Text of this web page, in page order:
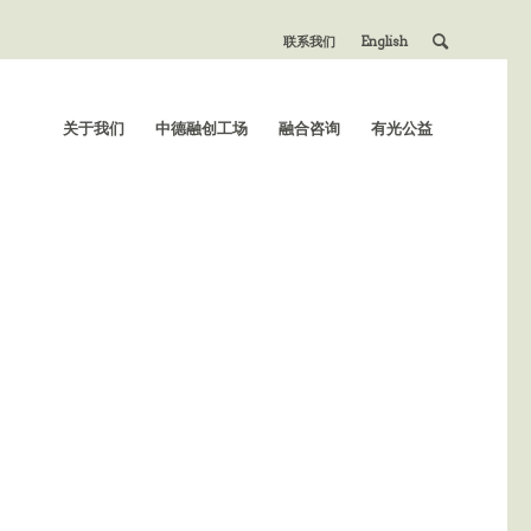
联系我们 English
关于我们 中德融创工场 融合咨询 有光公益